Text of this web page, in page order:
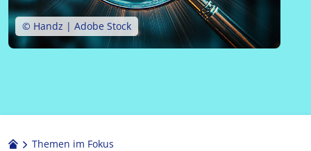
© Handz | Adobe Stock
Themen im Fokus